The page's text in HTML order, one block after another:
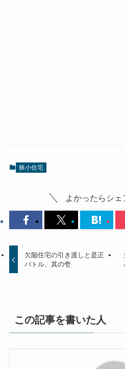
狭小住宅
よかったらシェ
欠陥住宅の引き渡しと是正
バトル、其の壱
この記事を書いた人